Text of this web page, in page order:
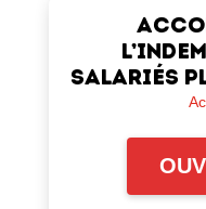
salariés